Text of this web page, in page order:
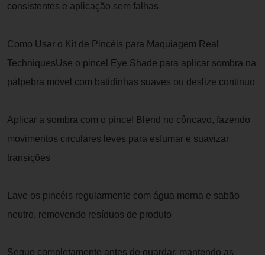
consistentes e aplicação sem falhas
Como Usar o Kit de Pincéis para Maquiagem Real
TechniquesUse o pincel Eye Shade para aplicar sombra na
pálpebra móvel com batidinhas suaves ou deslize contínuo
Aplicar a sombra com o pincel Blend no côncavo, fazendo
movimentos circulares leves para esfumar e suavizar
transições
Lave os pincéis regularmente com água morna e sabão
neutro, removendo resíduos de produto
Seque completamente antes de guardar, mantendo as